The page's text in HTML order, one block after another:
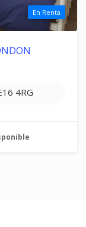
En Renta
4RG